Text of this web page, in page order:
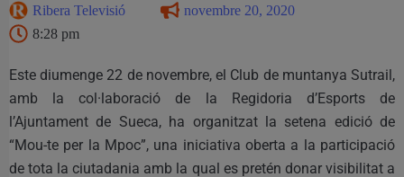
Ribera Televisió
novembre 20, 2020
8:28 pm
Este diumenge 22 de novembre, el Club de muntanya Sutrail,
amb la col·laboració de la Regidoria d’Esports de
l’Ajuntament de Sueca, ha organitzat la setena edició de
“Mou-te per la Mpoc”, una iniciativa oberta a la participació
de tota la ciutadania amb la qual es pretén donar visibilitat a